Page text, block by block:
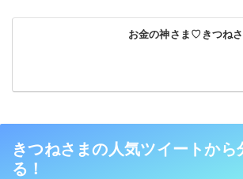
お金の神さま♡きつね
きつねさまの人気ツイートから
る！